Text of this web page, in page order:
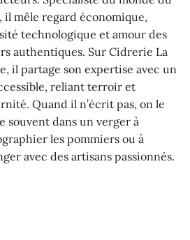
il mêle regard économique,
technologique et amour des
authentiques. Sur Cidrerie La
il partage son expertise avec un
reliant terroir et
Quand il n’écrit pas, on le
souvent dans un verger à
les pommiers ou à
avec des artisans passionnés.